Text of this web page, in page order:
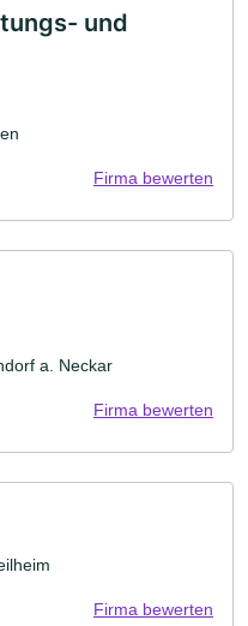
und
Firma bewerten
a. Neckar
Firma bewerten
Firma bewerten